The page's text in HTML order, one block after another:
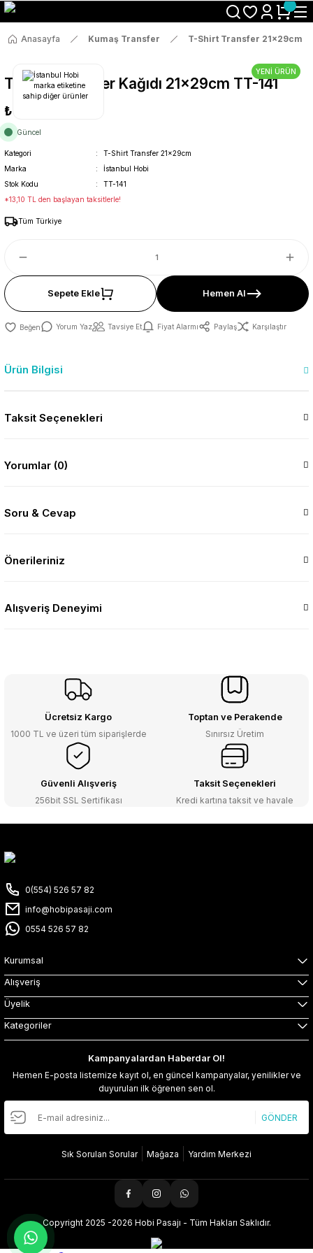
Size Özel "HG10" Koduyla Sepette Hemen %10 İndirimi Kaçırma
Anasayfa Kumaş Transfer T-Shirt Transfer 21x29cm
YENİ ÜRÜN
T-Shirt Transfer Kağıdı 21x29cm TT-141
₺69
Güncel
Kategori
T-Shirt Transfer 21x29cm
Marka
İstanbul Hobi
Stok Kodu
TT-141
*13,10 TL den başlayan taksitlerle!
Tüm Türkiye
Sepete Ekle Hemen Al
Yorum Yaz Tavsiye Et Fiyat Alarmı Paylaş Karşılaştır
Ürün Bilgisi
Taksit Seçenekleri
Yorumlar (0)
Soru & Cevap
Önerileriniz
Alışveriş Deneyimi
Ücretsiz Kargo
1000 TL ve üzeri tüm siparişlerde
Toptan ve Perakende
Sınırsız Üretim
Güvenli Alışveriş
256bit SSL Sertifikası
Taksit Seçenekleri
Kredi kartına taksit ve havale
0(554) 526 57 82
info@hobipasaji.com
0554 526 57 82
Kurumsal
Alışveriş
Üyelik
Kategoriler
Kampanyalardan Haberdar Ol!
Hemen E-posta listemize kayıt ol, en güncel kampanyalar, yenilikler ve
duyuruları ilk öğrenen sen ol.
GÖNDER
Sık Sorulan Sorular Mağaza Yardım Merkezi
Copyright 2025 -2026 Hobi Pasajı - Tüm Hakları Saklıdır.